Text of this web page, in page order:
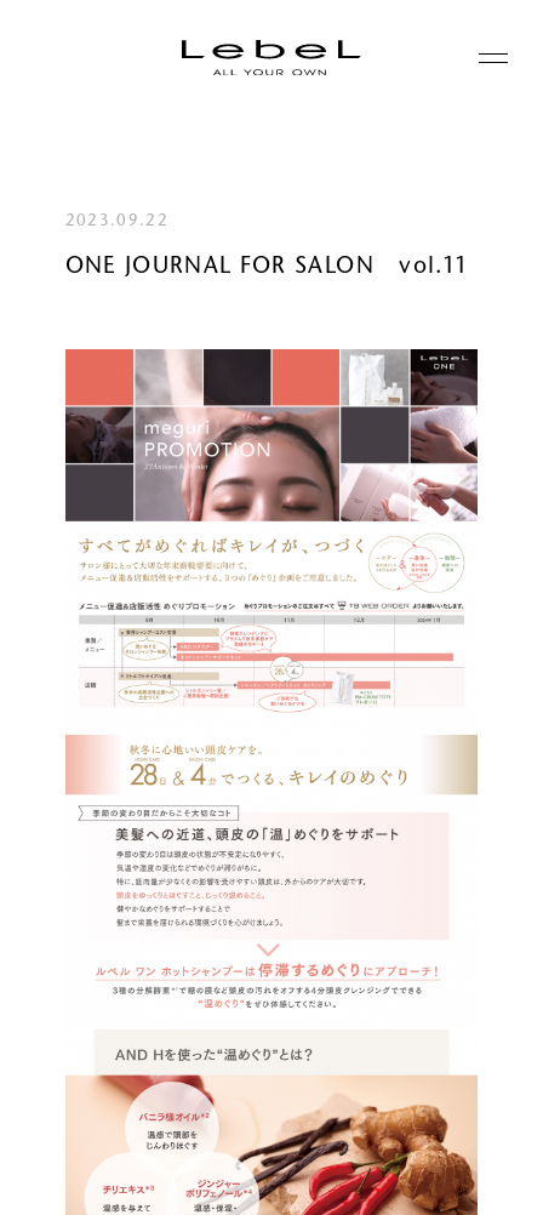
コンセプト
ヒストリー
JOURNAL
LABORATORY
ルベルの研究開発
研究情報
ヘアコラム
SALON LIST
for SALON
2023.09.22
ONE JOURNAL FOR SALON vol.11